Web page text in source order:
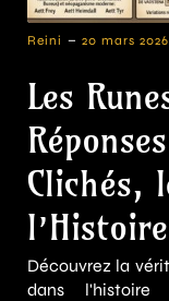
Reini - 20 mars 2026
Les
Clichés,
l’Histoire
Découvrez la
dans l'histoire